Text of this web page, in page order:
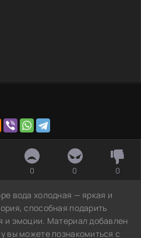
0 0 0
вода холодная — яркая и
способная подарить
и эмоции. Материал добавлен
вы можете познакомиться с